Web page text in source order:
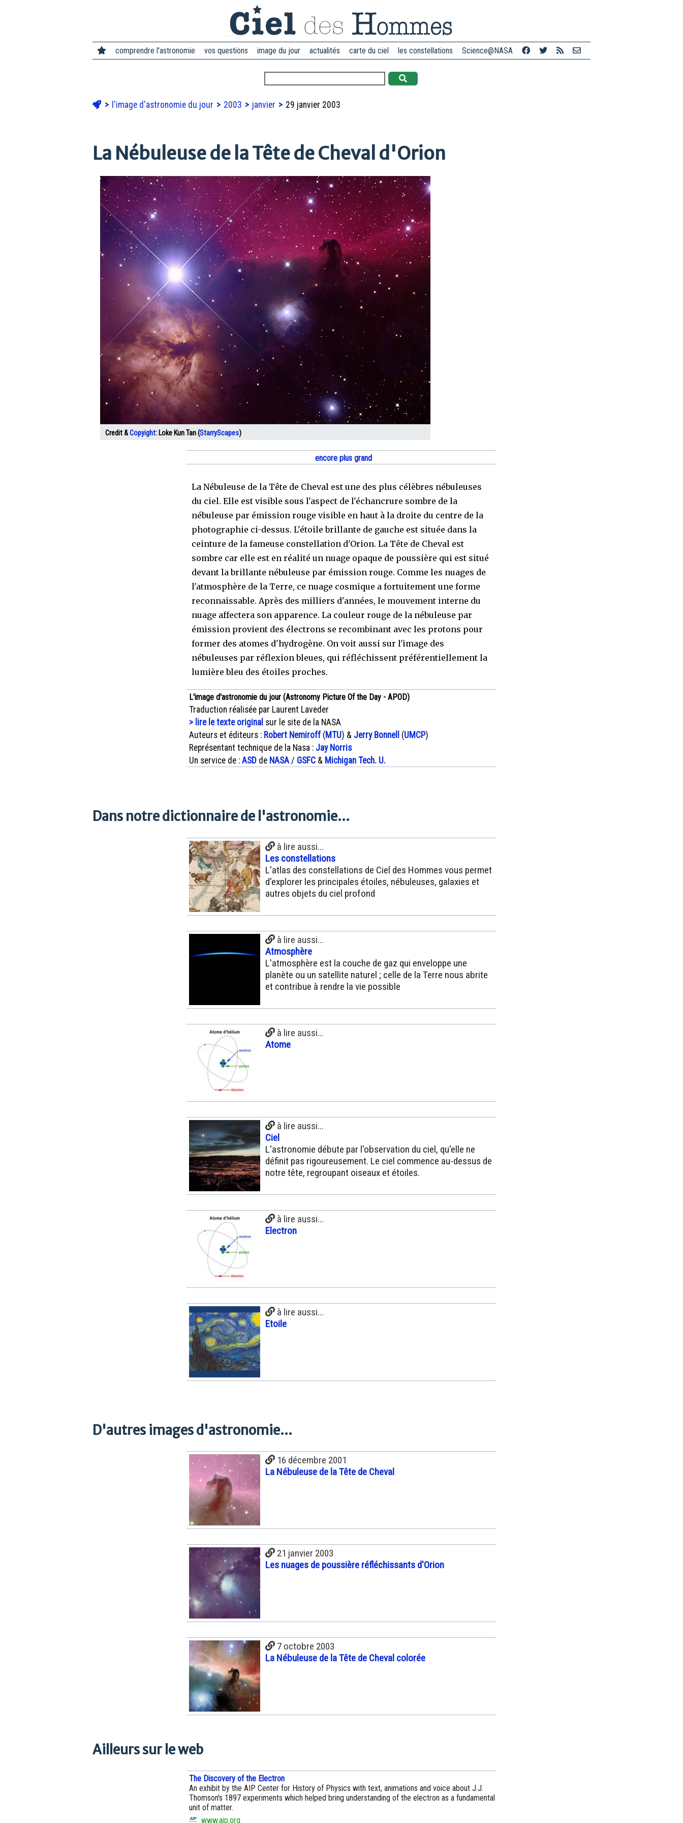
comprendre l'astronomie vos questions image du jour actualités carte du ciel les constellations Science@NASA
l'image d'astronomie du jour 2003 janvier 29 janvier 2003
La Nébuleuse de la Tête de Cheval d'Orion
Credit &Copyight: Loke Kun Tan (StarryScapes)
encore plus grand
La Nébuleuse de la Tête de Cheval est une des plus célèbres nébuleuses
du ciel. Elle est visible sous l'aspect de l'échancrure sombre de la
nébuleuse par émission rouge visible en haut à la droite du centre de la
photographie ci-dessus. L'étoile brillante de gauche est située dans la
ceinture de la fameuse constellation d'Orion. La Tête de Cheval est
sombre car elle est en réalité un nuage opaque de poussière qui est situé
devant la brillante nébuleuse par émission rouge. Comme les nuages de
l'atmosphère de la Terre, ce nuage cosmique a fortuitement une forme
reconnaissable. Après des milliers d'années, le mouvement interne du
nuage affectera son apparence. La couleur rouge de la nébuleuse par
émission provient des électrons se recombinant avec les protons pour
former des atomes d'hydrogène. On voit aussi sur l'image des
nébuleuses par réflexion bleues, qui réfléchissent préférentiellement la
lumière bleu des étoiles proches.
L'image d'astronomie du jour (Astronomy Picture Of the Day - APOD)
Traduction réalisée par Laurent Laveder
> lire le texte original sur le site de la NASA
Auteurs et éditeurs : Robert Nemiroff(MTU) & Jerry Bonnell (UMCP)
Représentant technique de la Nasa : Jay Norris
Un service de : ASD de NASA / GSFC & Michigan Tech. U.
Dans notre dictionnaire de l'astronomie...
à lire aussi...
Les constellations
L'atlas des constellations de Ciel des Hommes vous permet
d'explorer les principales étoiles, nébuleuses, galaxies et
autres objets du ciel profond
à lire aussi...
Atmosphère
L'atmosphère est la couche de gaz qui enveloppe une
planète ou un satellite naturel ; celle de la Terre nous abrite
et contribue à rendre la vie possible
à lire aussi...
Atome
à lire aussi...
Ciel
L'astronomie débute par l'observation du ciel, qu'elle ne
définit pas rigoureusement. Le ciel commence au-dessus de
notre tête, regroupant oiseaux et étoiles.
à lire aussi...
Electron
à lire aussi...
Etoile
D'autres images d'astronomie...
16 décembre 2001
La Nébuleuse de la Tête de Cheval
21 janvier 2003
Les nuages de poussière réfléchissants d'Orion
7 octobre 2003
La Nébuleuse de la Tête de Cheval colorée
Ailleurs sur le web
The Discovery of the Electron
An exhibit by the AIP Center for History of Physics with text, animations and voice about J.J.
Thomson's 1897 experiments which helped bring understanding of the electron as a fundamental
unit of matter.
www.aip.org